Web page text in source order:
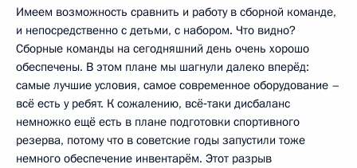
Имеем возможность сравнить и работу в сборной команде,
и непосредственно с детьми, с набором. Что видно?
Сборные команды на сегодняшний день очень хорошо
обеспечены. В этом плане мы шагнули далеко вперёд:
самые лучшие условия, самое современное оборудование –
всё есть у ребят. К сожалению, всё‑таки дисбаланс
немножко ещё есть в плане подготовки спортивного
резерва, потому что в советские годы запустили тоже
немного обеспечение инвентарём. Этот разрыв